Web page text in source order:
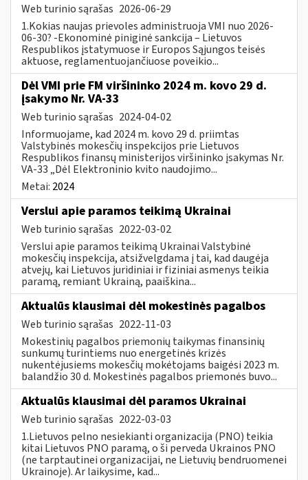
Web turinio sąrašas 2026-06-29
1.Kokias naujas prievoles administruoja VMI nuo 2026-
06-30? -Ekonominė piniginė sankcija – Lietuvos
Respublikos įstatymuose ir Europos Sąjungos teisės
aktuose, reglamentuojančiuose poveikio...
Dėl VMI prie FM viršininko 2024 m. kovo 29 d.
įsakymo Nr. VA-33
Web turinio sąrašas 2024-04-02
Informuojame, kad 2024 m. kovo 29 d. priimtas
Valstybinės mokesčių inspekcijos prie Lietuvos
Respublikos finansų ministerijos viršininko įsakymas Nr.
VA-33 „Dėl Elektroninio kvito naudojimo...
Metai: 2024
Verslui apie paramos teikimą Ukrainai
Web turinio sąrašas 2022-03-02
Verslui apie paramos teikimą Ukrainai Valstybinė
mokesčių inspekcija, atsižvelgdama į tai, kad daugėja
atvejų, kai Lietuvos juridiniai ir fiziniai asmenys teikia
paramą, remiant Ukrainą, paaiškina...
Aktualūs klausimai dėl mokestinės pagalbos
Web turinio sąrašas 2022-11-03
Mokestinių pagalbos priemonių taikymas finansinių
sunkumų turintiems nuo energetinės krizės
nukentėjusiems mokesčių mokėtojams baigėsi 2023 m.
balandžio 30 d. Mokestinės pagalbos priemonės buvo...
Aktualūs klausimai dėl paramos Ukrainai
Web turinio sąrašas 2022-03-03
1.Lietuvos pelno nesiekianti organizacija (PNO) teikia
kitai Lietuvos PNO paramą, o ši perveda Ukrainos PNO
(ne tarptautinei organizacijai, ne Lietuvių bendruomenei
Ukrainoje). Ar laikysime, kad...